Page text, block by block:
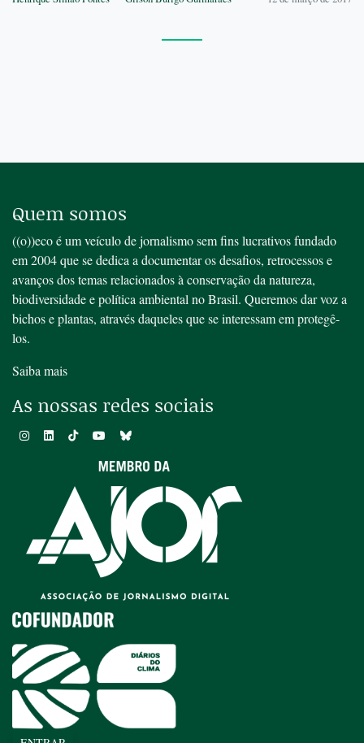
Quem somos
((o))eco é um veículo de jornalismo sem fins lucrativos fundado
em 2004 que se dedica a documentar os desafios, retrocessos e
avanços dos temas relacionados à conservação da natureza,
biodiversidade e política ambiental no Brasil. Queremos dar voz a
bichos e plantas, através daqueles que se interessam em protegê-
los.
Saiba mais
As nossas redes sociais